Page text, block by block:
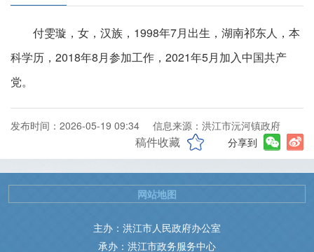
付雯璇，女，汉族，1998年7月出生，湖南祁东人，本
科学历，2018年8月参加工作，2021年5月加入中国共产
党。
发布时间：2026-05-19 09:34 信息来源：洪江市沅河镇政府
稿件收藏 分享到
主办：洪江市人民政府办公室
承办：洪江市政务服务中心
网站地图